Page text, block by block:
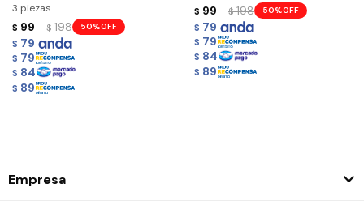
3 piezas
$ 99 $ 198 50
$ 79
$ 79
$ 84
$ 89
$ 99 $ 198 50
$ 79
$ 79
$ 84
$ 89
Empresa